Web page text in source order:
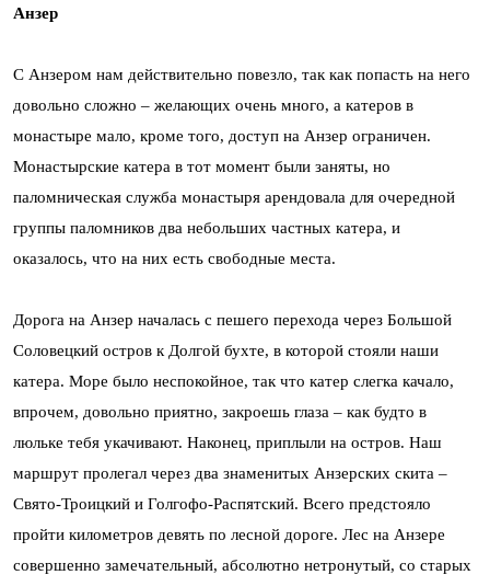
Анзер
С Анзером нам действительно повезло, так как попасть на него
довольно сложно – желающих очень много, а катеров в
монастыре мало, кроме того, доступ на Анзер ограничен.
Монастырские катера в тот момент были заняты, но
паломническая служба монастыря арендовала для очередной
группы паломников два небольших частных катера, и
оказалось, что на них есть свободные места.
Дорога на Анзер началась с пешего перехода через Большой
Соловецкий остров к Долгой бухте, в которой стояли наши
катера. Море было неспокойное, так что катер слегка качало,
впрочем, довольно приятно, закроешь глаза – как будто в
люльке тебя укачивают. Наконец, приплыли на остров. Наш
маршрут пролегал через два знаменитых Анзерских скита –
Свято-Троицкий и Голгофо-Распятский. Всего предстояло
пройти километров девять по лесной дороге. Лес на Анзере
совершенно замечательный, абсолютно нетронутый, со старых